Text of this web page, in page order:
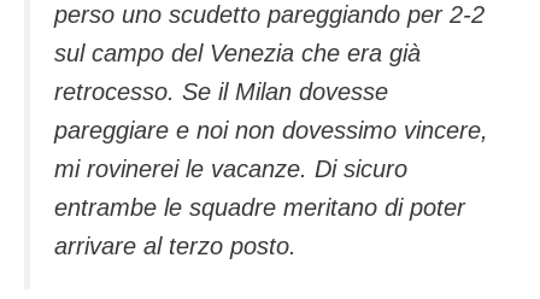
perso uno scudetto pareggiando per 2-2
sul campo del Venezia che era già
retrocesso. Se il Milan dovesse
pareggiare e noi non dovessimo vincere,
mi rovinerei le vacanze. Di sicuro
entrambe le squadre meritano di poter
arrivare al terzo posto.